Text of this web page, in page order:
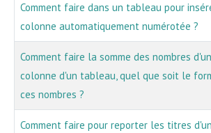
Comment faire dans un tableau pour
colonne automatiquement numérotée ?
Comment faire la somme des nombres
colonne d'un tableau, quel que soit le
ces nombres ?
Comment faire pour reporter les titres d'un